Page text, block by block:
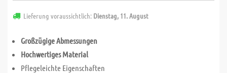
Lieferung voraussichtlich: Dienstag, 11. August
Großzügige Abmessungen
Hochwertiges Material
Pflegeleichte Eigenschaften